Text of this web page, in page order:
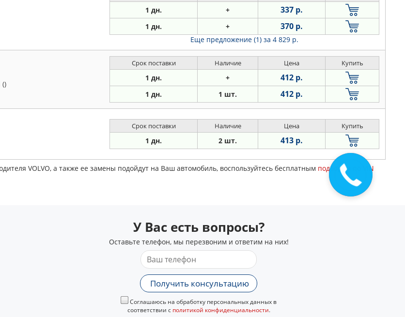
1 дн. + 337 р.
1 дн. + 370 р.
Еще предложение (1) за 4 829 р.
()
Срок поставки Наличие Цена Купить
1 дн. + 412 р.
1 дн. 1 шт. 412 р.
Срок поставки Наличие Цена Купить
1 дн. 2 шт. 413 р.
VOLVO, а также ее замены подойдут на Ваш автомобиль, воспользуйтесь бесплатным подбором по VIN
У Вас есть вопросы?
Оставьте телефон, мы перезвоним и ответим на них!
Получить консультацию
Соглашаюсь на обработку персональных данных в
соответствии с политикой конфиденциальности.